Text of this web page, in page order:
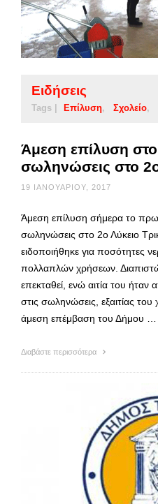
Ειδήσεις
Tags | Επίλυση Σχολείο
Άμεση επίλυση
σωληνώσεις στο
19 ΙΑΝΟΥΑΡΊΟΥ, 2017
Άμεση επίλυση σήμερα το
σωληνώσεις στο 2ο Λύκειο
ειδοποιήθηκε για ποσότητες
πολλαπλών χρήσεων.
επεκταθεί, ενώ αιτία του
στις σωληνώσεις, εξαιτίας
άμεση επέμβαση του Δήμου …
Διαβάστε περισσότερα